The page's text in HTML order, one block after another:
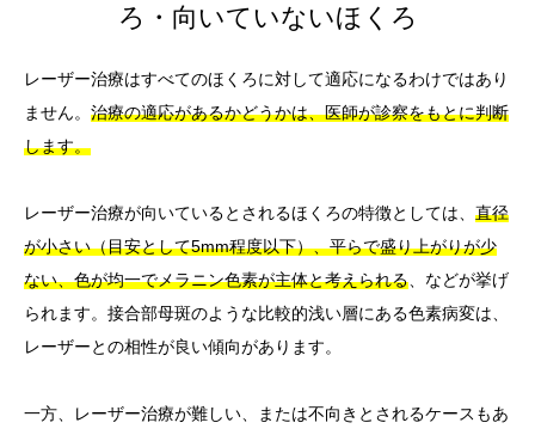
ろ・向いていないほくろ
レーザー治療はすべてのほくろに対して適応になるわけではあり
ません。 治療の適応があるかどうかは、医師が診察をもとに判断
します。
レーザー治療が向いているとされるほくろの特徴としては、 直径
が小さい（目安として5mm程度以下）、平らで盛り上がりが少
ない、色が均一でメラニン色素が主体と考えられる 、などが挙げ
られます。接合部母斑のような比較的浅い層にある色素病変は、
レーザーとの相性が良い傾向があります。
一方、レーザー治療が難しい、または不向きとされるケースもあ